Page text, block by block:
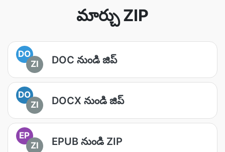
మార్చు ZIP
DO
ZI
DOC నుండి జిప్
DO
ZI
DOCX నుండి జిప్
EP
ZI
EPUB నుండి ZIP